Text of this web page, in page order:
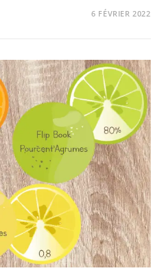
6 FÉVRIER 2022